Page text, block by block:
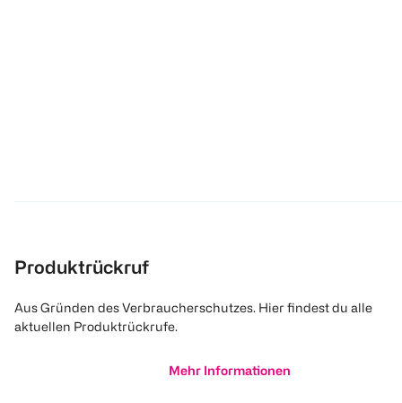
Produktrückruf
Aus Gründen des Verbraucherschutzes. Hier findest du alle
aktuellen Produktrückrufe.
Mehr Informationen